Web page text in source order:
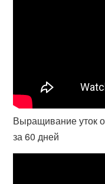
Выращивание уток
за 60 дней